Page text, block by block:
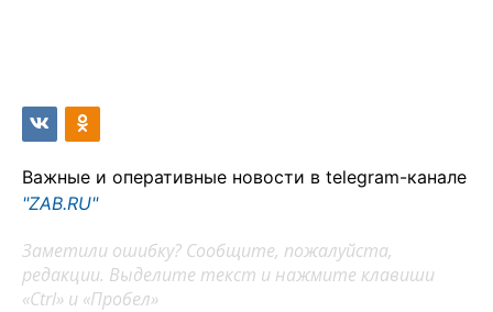
Важные и оперативные новости в telegram-канале
"ZAB.RU"
Заметили ошибку? Сообщите, пожалуйста,
редакции. Выделите текст и нажмите клавиши
«Ctrl» и «Пробел»